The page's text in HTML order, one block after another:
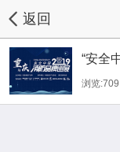
返回
“安全
浏览:709